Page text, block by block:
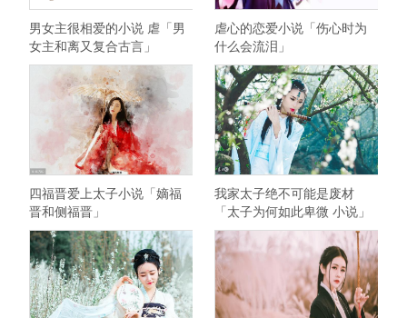
男女主很相爱的小说 虐「男
女主和离又复合古言」
虐心的恋爱小说「伤心时为
什么会流泪」
四福晋爱上太子小说「嫡福
晋和侧福晋」
我家太子绝不可能是废材
「太子为何如此卑微 小说」